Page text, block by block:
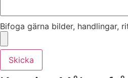
Bifoga gärna bilder, handlingar,
Skicka